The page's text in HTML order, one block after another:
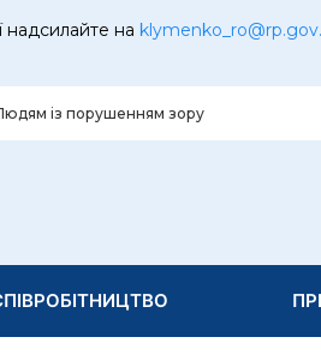
надсилайте на
із порушенням зору